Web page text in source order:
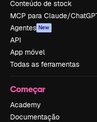
Conteúdo de stock
MCP para Claude/
Agentes New
API
App móvel
Todas as ferramentas
Começar
Academy
Documentação